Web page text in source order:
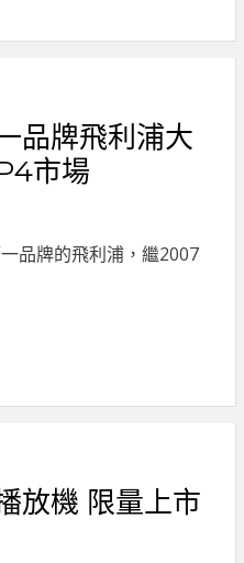
品牌飛利浦大
市場
品牌的飛利浦，繼2007
放機 限量上市